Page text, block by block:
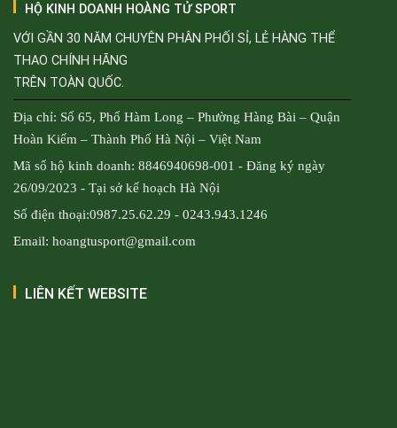
HỘ KINH DOANH HOÀNG TỬ SPORT
VỚI GẦN 30 NĂM CHUYÊN PHÂN PHỐI SỈ, LẺ HÀNG THỂ
THAO CHÍNH HÃNG
TRÊN TOÀN QUỐC.
Địa chỉ: Số 65, Phố Hàm Long – Phường Hàng Bài – Quận
Hoàn Kiếm – Thành Phố Hà Nội – Việt Nam
Mã số hộ kinh doanh: 8846940698-001 - Đăng ký ngày
26/09/2023 - Tại sở kế hoạch Hà Nội
Số điện thoại:0987.25.62.29 - 0243.943.1246
Email: hoangtusport@gmail.com
LIÊN KẾT WEBSITE